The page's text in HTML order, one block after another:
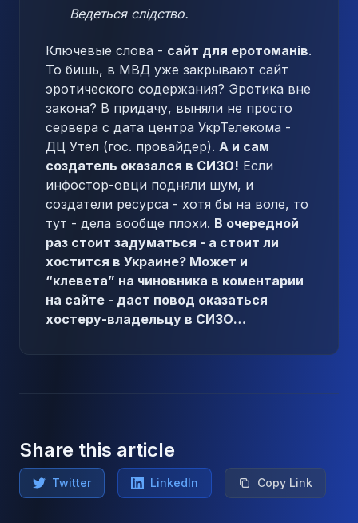
Ведеться слідство.
Ключевые слова - сайт для еротоманів.
То бишь, в МВД уже закрывают сайт
эротического содержания? Эротика вне
закона? В придачу, выняли не просто
сервера с дата центра УкрТелекома -
ДЦ Утел (гос. провайдер). А и сам
создатель оказался в СИЗО! Если
инфостор-овци подняли шум, и
создатели ресурса - хотя бы на воле, то
тут - дела вообще плохи. В очередной
раз стоит задуматься - а стоит ли
хостится в Украине? Может и
“клевета” на чиновника в коментарии
на сайте - даст повод оказаться
хостеру-владельцу в СИЗО…
Share this article
Twitter LinkedIn Copy Link